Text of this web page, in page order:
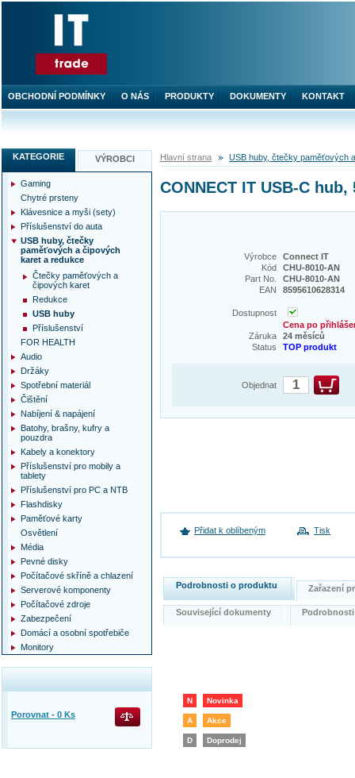
Hlavní strana USB huby, čtečky paměťových
CONNECT IT USB-C
Výrobce
Connect IT
Kód
CHU-8010-AN
Part No.
CHU-8010-AN
EAN
8595610628314
Dostupnost
Cena po
Záruka
24 měsíců
Status
TOP produkt
Objednat
Přidat k oblíbeným Tisk
Podrobnosti o produktu Zařazení
Související dokumenty
N Novinka
A Akce
D Doprodej
KATEGORIE VÝROBCI
Gaming
Chytré prsteny
Klávesnice a myši (sety)
Příslušenství do auta
USB huby, čtečky
paměťových a čipových
karet a redukce
Čtečky paměťových a
čipových karet
Redukce
USB huby
Příslušenství
FOR HEALTH
Audio
Držáky
Spotřební materiál
Čištění
Nabíjení & napájení
Batohy, brašny, kufry a
pouzdra
Kabely a konektory
Příslušenství pro mobily a
tablety
Příslušenství pro PC a NTB
Flashdisky
Paměťové karty
Osvětlení
Média
Pevné disky
Počítačové skříně a chlazení
Serverové komponenty
Počítačové zdroje
Zabezpečení
Domácí a osobní spotřebiče
Monitory
Porovnat - 0 Ks
OBCHODNÍ PODMÍNKY O NÁS PRODUKTY DOKUMENTY KONTAKT